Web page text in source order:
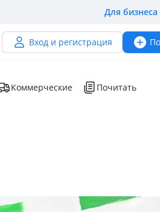
Для бизнеса
Вход и регистрация
Коммерческие Почитать